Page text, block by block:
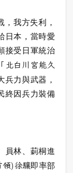
，我方失利，
日本，當時愛
接受日軍統治
「北白川宮能久
兵力與武器，
終因兵力裝備
員林、莿桐進
領)徐驤即率部